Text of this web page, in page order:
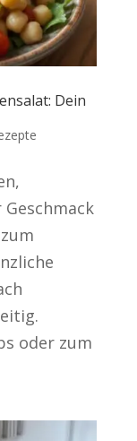
Dein
oder zum